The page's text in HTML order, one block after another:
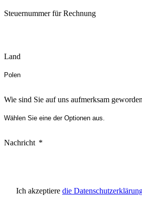
Steuernummer für Rechnung
Land
Wie sind Sie auf uns aufmerksam
Nachricht
Ich akzeptiere die